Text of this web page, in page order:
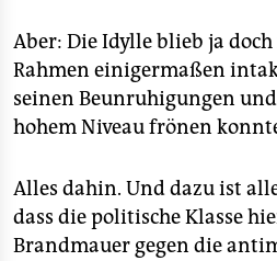
Aber: Die Idylle blieb ja
Rahmen einigermaßen
seinen Beunruhigungen
hohem Niveau frönen
Alles dahin. Und dazu ist
dass die politische Klasse
Brandmauer gegen die